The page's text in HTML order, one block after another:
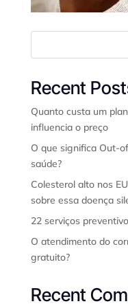
Recent
Quanto custa um
influencia o preço
O que significa Out-
saúde?
Colesterol alto nos
sobre essa doença
22 serviços
O atendimento do
gratuito?
Recent